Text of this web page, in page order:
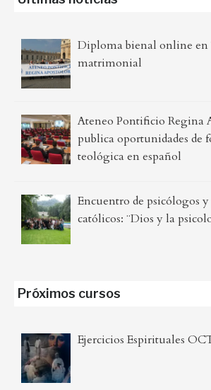
Diploma bienal online
matrimonial
Ateneo Pontificio Regina
publica oportunidades de
teológica en español
Encuentro de psicólogos
católicos: ¨Dios y la
Próximos cursos
Ejercicios Espirituales